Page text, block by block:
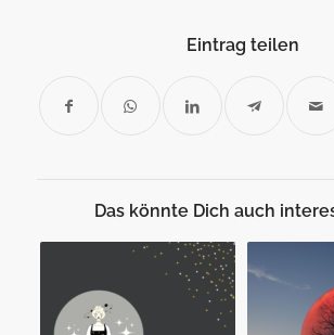
Eintrag teilen
Das könnte Dich auch